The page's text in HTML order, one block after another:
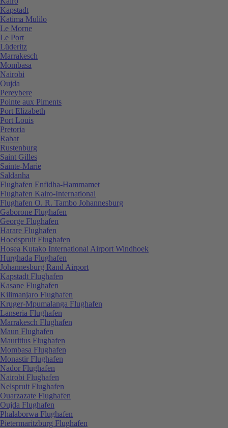
Kapstadt
Katima Mulilo
Le Morne
Le Port
Lüderitz
Marrakesch
Mombasa
Nairobi
Oujda
Pereybere
Pointe aux Piments
Port Elizabeth
Port Louis
Pretoria
Rabat
Rustenburg
Saint Gilles
Sainte-Marie
Saldanha
Flughafen Enfidha-Hammamet
Flughafen Kairo-International
Flughafen O. R. Tambo Johannesburg
Gaborone Flughafen
George Flughafen
Harare Flughafen
Hoedspruit Flughafen
Hosea Kutako International Airport Windhoek
Hurghada Flughafen
Johannesburg Rand Airport
Kapstadt Flughafen
Kasane Flughafen
Kilimanjaro Flughafen
Kruger-Mpumalanga Flughafen
Lanseria Flughafen
Marrakesch Flughafen
Maun Flughafen
Mauritius Flughafen
Mombasa Flughafen
Monastir Flughafen
Nador Flughafen
Nairobi Flughafen
Nelspruit Flughafen
Ouarzazate Flughafen
Oujda Flughafen
Phalaborwa Flughafen
Pietermaritzburg Flughafen